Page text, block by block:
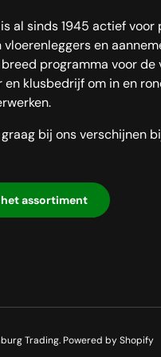
al sinds 1945 actief voor
vloerenleggers en
programma voor de
en klusbedrijf om in en
graag bij ons verschijnen
het assortiment
Trading. Powered by Shopify